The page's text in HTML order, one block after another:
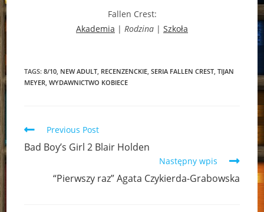
Fallen Crest:
Akademia | Rodzina | Szkoła
TAGS:8/10, NEW ADULT, RECENZENCKIE, SERIA FALLEN CREST, TIJAN
MEYER, WYDAWNICTWO KOBIECE
Read
more
articles
Previous Post
Bad Boy’s Girl 2 Blair Holden
Następny wpis
“Pierwszy raz” Agata Czykierda-Grabowska